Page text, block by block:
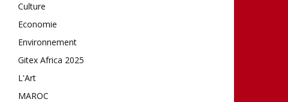
Culture
Economie
Environnement
Gitex Africa 2025
L'Art
MAROC